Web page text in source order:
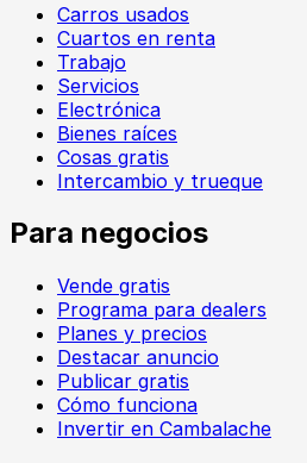
Carros usados
Cuartos en renta
Trabajo
Servicios
Electrónica
Bienes raíces
Cosas gratis
Intercambio y trueque
Para negocios
Vende gratis
Programa para dealers
Planes y precios
Destacar anuncio
Publicar gratis
Cómo funciona
Invertir en Cambalache